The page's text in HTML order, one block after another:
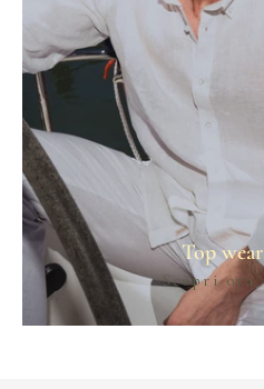
Top wear
Scopri ora